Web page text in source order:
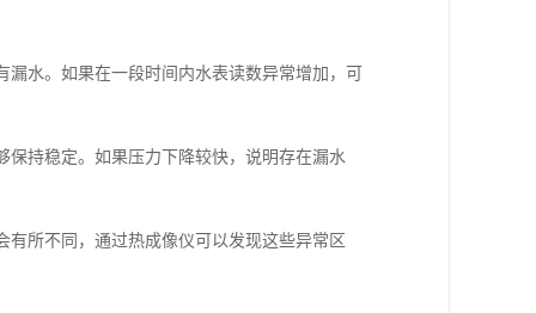
水。如果在一段时间内水表读数异常增加，可
保持稳定。如果压力下降较快，说明存在漏水
所不同，通过热成像仪可以发现这些异常区